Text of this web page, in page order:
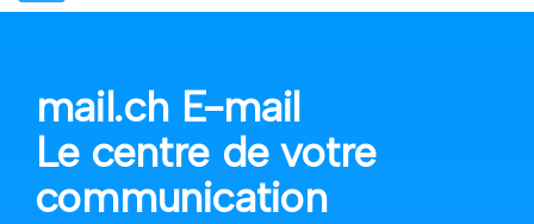
navigation
mail.ch E-mail
Le centre de votre
communication